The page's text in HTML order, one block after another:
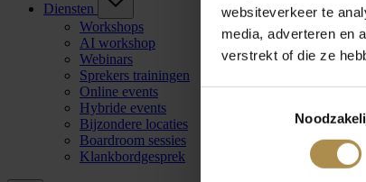
websiteverkeer te
media, adverteren en
verstrekt of die ze
Diensten
Workshops
AI workshop
Webinars
Sprekers trainingen
Online events
Hybride events
Bijzondere locaties
Boardroom sessies
Klankbordgesprek